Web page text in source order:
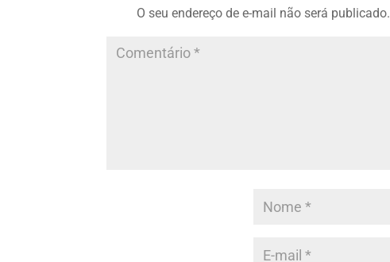
O seu endereço de e-mail não será publicado.